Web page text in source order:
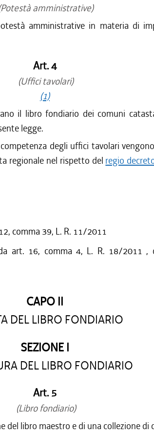
amministrative)
amministrative in materia di
Art. 4
(Uffici tavolari)
(1)
il libro fondiario dei comuni
legge.
degli uffici tavolari
regionale nel rispetto del regio
comma 39, L. R. 11/2011
art. 16, comma 4, L. R. 18/2011 ,
CAPO II
DEL LIBRO FONDIARIO
SEZIONE I
DEL LIBRO FONDIARIO
Art. 5
(Libro fondiario)
del libro maestro e di una collezione di